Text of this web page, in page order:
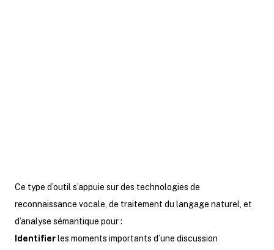
Ce type d’outil s’appuie sur des technologies de
reconnaissance vocale, de traitement du langage naturel, et
d’analyse sémantique pour :
Identifier les moments importants d’une discussion